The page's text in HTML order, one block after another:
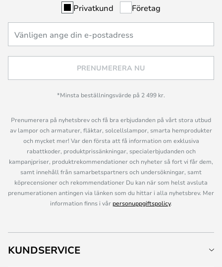
Privatkund Företag
PRENUMERERA NU
*Minsta beställningsvärde på 2 499 kr.
Prenumerera på nyhetsbrev och få bra erbjudanden på vårt stora utbud
av lampor och armaturer, fläktar, solcellslampor, smarta hemprodukter
och mycket mer! Var den första att få information om exklusiva
rabattkoder, produktprissänkningar, specialerbjudanden och
kampanjpriser, produktrekommendationer och nyheter så fort vi får dem,
samt innehåll från samarbetspartners och undersökningar, samt
köprecensioner och rekommendationer Du kan när som helst avsluta
prenumerationen antingen via länken som du hittar i alla nyhetsbrev. Mer
information finns i vår personuppgiftspolicy.
KUNDSERVICE